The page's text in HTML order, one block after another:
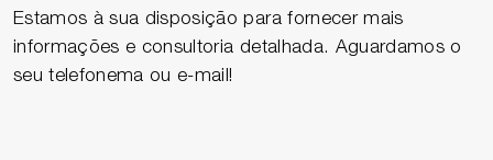
Estamos à sua disposição para fornecer mais
informações e consultoria detalhada. Aguardamos o
seu telefonema ou e-mail!